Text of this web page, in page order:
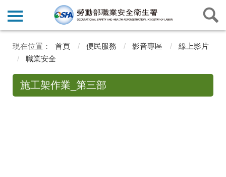
首頁 便民服務 影音專區
線上影片
職業安全
施工架作業_第三部